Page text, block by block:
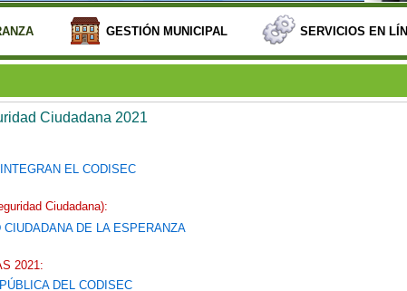
GESTIÓN MUNICIPAL SERVICIOS EN
Ciudadana 2021
EL CODISEC
Ciudadana):
DE LA ESPERANZA
2021:
DEL CODISEC